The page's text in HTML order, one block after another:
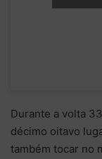
close to
Durante a volta
décimo oitavo
também tocar no